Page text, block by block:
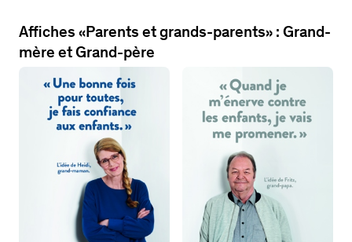
Affiches «Parents et grands-parents» : Grand-
mère et Grand-père